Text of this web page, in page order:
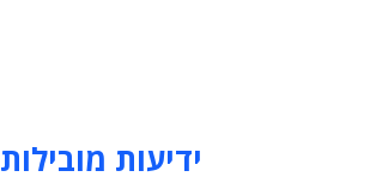
ידיעות מובילות